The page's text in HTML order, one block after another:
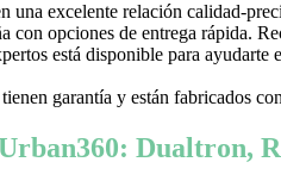
excelente relación calidad-
con opciones de entrega rápida.
está disponible para
garantía y están fabricados
Dualtron,